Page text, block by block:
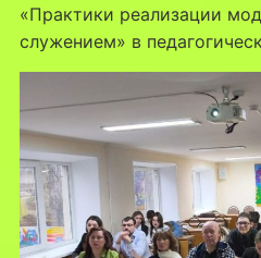
«Практики реализации
служением» в